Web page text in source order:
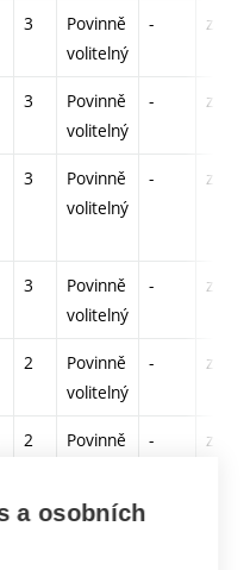
3
Povinně
volitelný
- zá
3
Povinně
volitelný
- zá
3
Povinně
volitelný
- zá
3
Povinně
volitelný
- zá
2
Povinně
volitelný
- zá
2
Povinně
- zá
2
Povinně
a osobních